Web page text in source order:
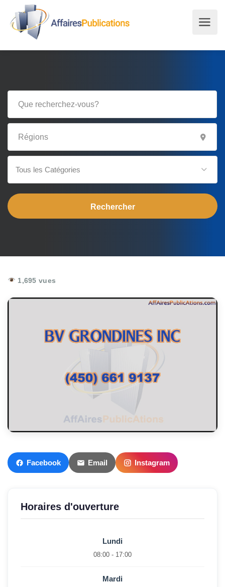
Tous les Catégories
1,695 vues
Facebook Email Instagram
Horaires d'ouverture
Lundi
08:00 - 17:00
Mardi